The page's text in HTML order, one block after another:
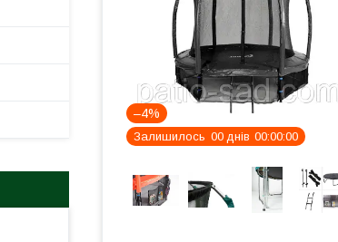
–4%
Залишилось 00 днів 00 00 00